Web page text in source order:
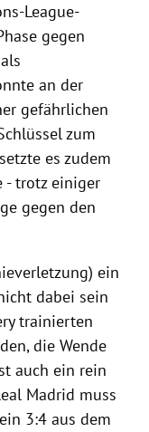
League-
gegen
an der
gefährlichen
zum
es zudem
- trotz einiger
gegen den
ein
dabei sein
trainierten
die Wende
auch ein rein
Madrid muss
3:4 aus dem